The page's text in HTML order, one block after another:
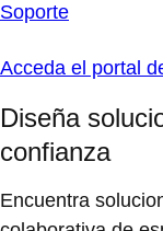
Soporte
Acceda el portal
Diseña
confianza
Encuentra